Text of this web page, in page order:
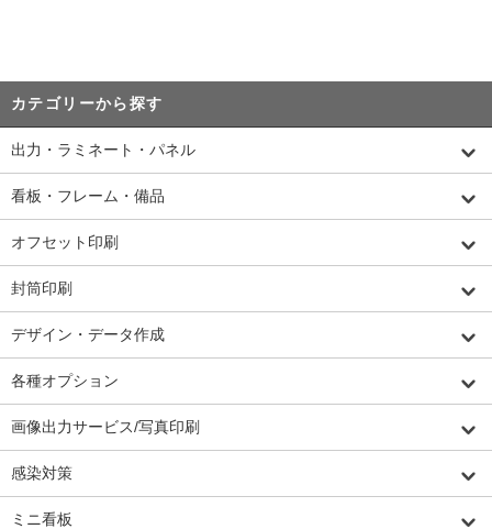
カテゴリーから探す
出力・ラミネート・パネル
看板・フレーム・備品
オフセット印刷
封筒印刷
デザイン・データ作成
各種オプション
画像出力サービス/写真印刷
感染対策
ミニ看板